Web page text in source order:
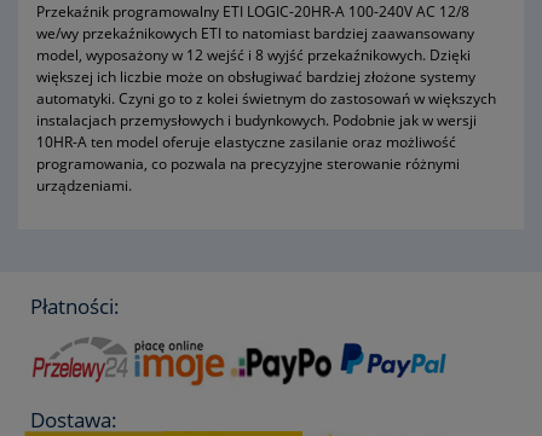
Przekaźnik programowalny ETI LOGIC-20HR-A 100-240V AC 12/8
we/wy przekaźnikowych ETI to natomiast bardziej zaawansowany
model, wyposażony w 12 wejść i 8 wyjść przekaźnikowych. Dzięki
większej ich liczbie może on obsługiwać bardziej złożone systemy
automatyki. Czyni go to z kolei świetnym do zastosowań w większych
instalacjach przemysłowych i budynkowych. Podobnie jak w wersji
10HR-A ten model oferuje elastyczne zasilanie oraz możliwość
programowania, co pozwala na precyzyjne sterowanie różnymi
urządzeniami.
Płatności:
Dostawa: